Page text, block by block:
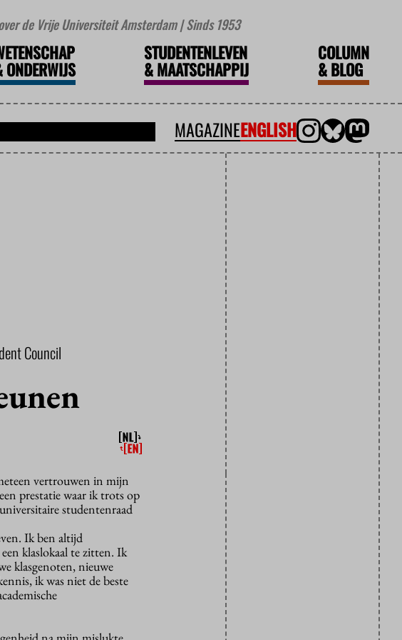
de Vrije Universiteit Amsterdam | Sinds 1953
ONDERWIJS
STUDENTENLEVEN
&MAATSCHAPPIJ
COLUMN
&BLOG
MAGAZINEENGLISH
Council
vertrouwen in mijn
prestatie waar ik trots op
studentenraad
Ik ben altijd
klaslokaal te zitten. Ik
klasgenoten, nieuwe
ik was niet de beste